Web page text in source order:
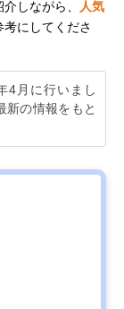
しながら、
人気
にしてくださ
4月に行いまし
新の情報をもと